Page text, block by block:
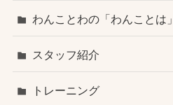
わんことわの「わんことは」
スタッフ紹介
トレーニング